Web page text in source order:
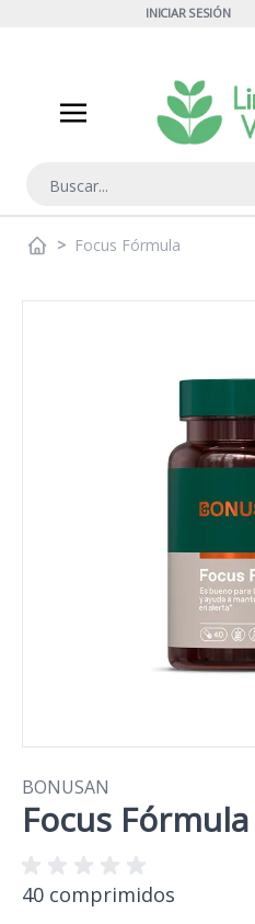
INICIAR SESIÓN
> Focus Fórmula
BONUSAN
Focus Fórmula
40 comprimidos